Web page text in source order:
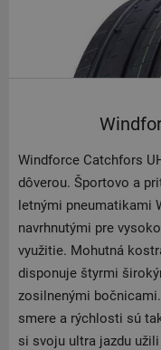
Windforce Catchfors
dôverou. Športovo a
letnými pneumatikami
navrhnutými pre
využitie. Mohutná
disponuje štyrmi
zosilnenými
smere a rýchlosti sú
si svoju ultra jazdu